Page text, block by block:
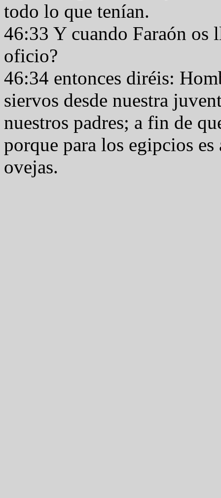
todo lo que tenían.
46:33 Y cuando Faraón os
oficio?
46:34 entonces diréis:
siervos desde nuestra
nuestros padres; a fin de
porque para los egipcios
ovejas.